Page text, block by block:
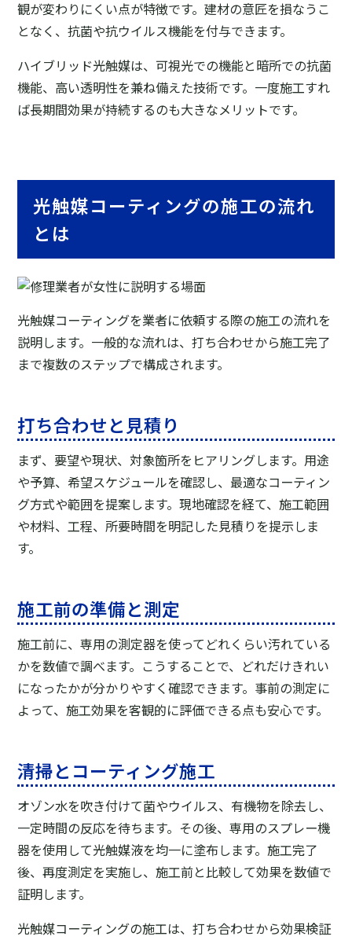
観が変わりにくい点が特徴です。建材の意匠を損なうこ
となく、抗菌や抗ウイルス機能を付与できます。
ハイブリッド光触媒は、可視光での機能と暗所での抗菌
機能、高い透明性を兼ね備えた技術です。一度施工すれ
ば長期間効果が持続するのも大きなメリットです。
光触媒コーティングの施工の流れ
とは
光触媒コーティングを業者に依頼する際の施工の流れを
説明します。一般的な流れは、打ち合わせから施工完了
まで複数のステップで構成されます。
打ち合わせと見積り
まず、要望や現状、対象箇所をヒアリングします。用途
や予算、希望スケジュールを確認し、最適なコーティン
グ方式や範囲を提案します。現地確認を経て、施工範囲
や材料、工程、所要時間を明記した見積りを提示しま
す。
施工前の準備と測定
施工前に、専用の測定器を使ってどれくらい汚れている
かを数値で調べます。こうすることで、どれだけきれい
になったかが分かりやすく確認できます。事前の測定に
よって、施工効果を客観的に評価できる点も安心です。
清掃とコーティング施工
オゾン水を吹き付けて菌やウイルス、有機物を除去し、
一定時間の反応を待ちます。その後、専用のスプレー機
器を使用して光触媒液を均一に塗布します。施工完了
後、再度測定を実施し、施工前と比較して効果を数値で
証明します。
光触媒コーティングの施工は、打ち合わせから効果検証